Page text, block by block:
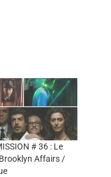
# 36 : Le
Affairs /